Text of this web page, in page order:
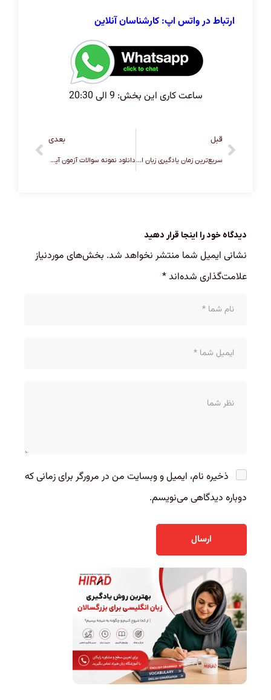
ارتباط در واتس اپ: کارشناسان آنلاین
ساعت کاری این بخش: 9 الی 20:30
قبل
سریع‌ترین زمان یادگیری زبان انگلیسی برای مهاجرت
بعدی
دانلود نمونه سوالات آزمون آیلتس
دیدگاه خود را اینجا قرار دهید
نشانی ایمیل شما منتشر نخواهد شد. بخش‌های موردنیاز
علامت‌گذاری شده‌اند*
ذخیره نام، ایمیل و وبسایت من در مرورگر برای زمانی که
دوباره دیدگاهی می‌نویسم.